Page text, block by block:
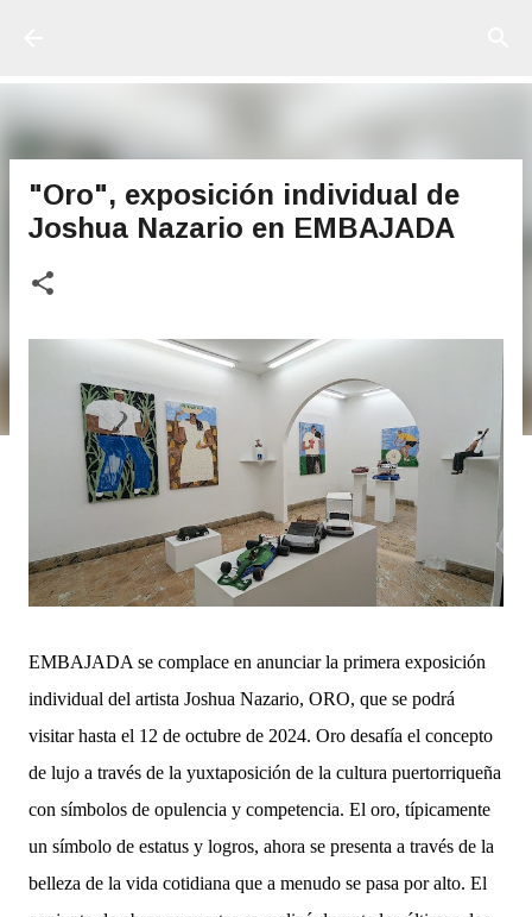
"Oro", exposición individual de
Joshua Nazario en EMBAJADA
EMBAJADA se complace en anunciar la primera exposición
individual del artista Joshua Nazario, ORO, que se podrá
visitar hasta el 12 de octubre de 2024. Oro desafía el concepto
de lujo a través de la yuxtaposición de la cultura puertorriqueña
con símbolos de opulencia y competencia. El oro, típicamente
un símbolo de estatus y logros, ahora se presenta a través de la
belleza de la vida cotidiana que a menudo se pasa por alto. El